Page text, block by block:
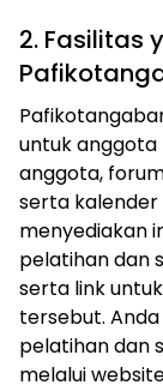
2. Fasilitas
untuk anggota
anggota,
serta kalender
menyediakan
pelatihan dan
serta link
tersebut.
pelatihan dan
melalui